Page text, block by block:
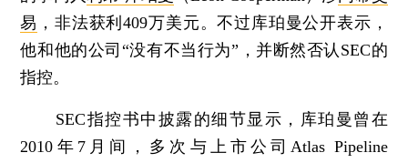
易 ，非法获利409万美元。不过库珀曼公开表示，
他和他的公司“没有不当行为”，并断然否认SEC的
指控。
SEC指控书中披露的细节显示，库珀曼曾在
2010年7月间，多次与上市公司Atlas Pipeline